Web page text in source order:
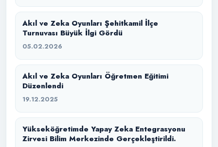
Akıl ve Zeka Oyunları Şehitkamil İlçe
Turnuvası Büyük İlgi Gördü
05.02.2026
Akıl ve Zeka Oyunları Öğretmen Eğitimi
Düzenlendi
19.12.2025
Yükseköğretimde Yapay Zeka Entegrasyonu
Zirvesi Bilim Merkezinde Gerçekleştirildi.